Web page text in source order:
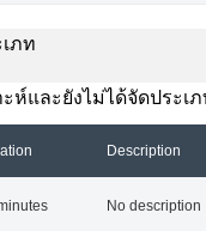
ภท
ห์และยังไม่ได้จัดประเ
Description
No description